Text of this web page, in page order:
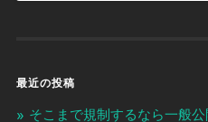
最近の投稿
そこまで規制するなら一般